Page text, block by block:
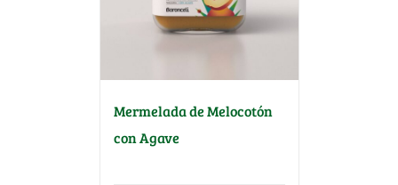
Mermelada de Melocotón
con Agave